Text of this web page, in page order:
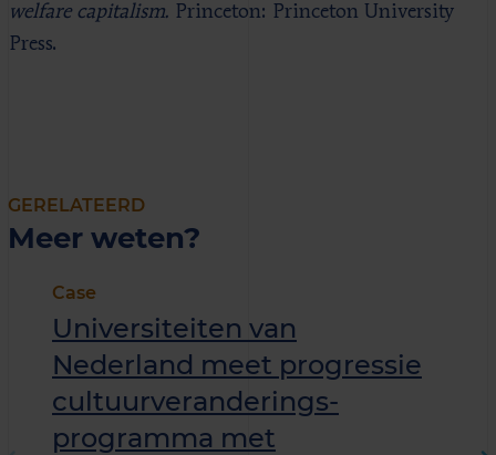
welfare capitalism. Princeton: Princeton University
Press.
GERELATEERD
Meer weten?
Case
Universiteiten van
Nederland meet progressie
cultuurveranderings­
programma met